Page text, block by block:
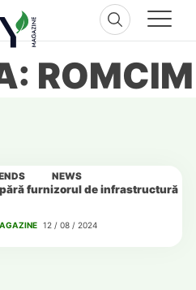
ROMCIM
NEWS
furnizorul de infrastructură
12 / 08 / 2024